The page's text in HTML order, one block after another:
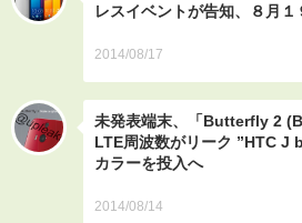
レスイベントが告知、８月１
2014/08/17
未発表端末、「Butterfly 2
LTE周波数がリーク ”HTC
カラーを投入へ
2014/08/14